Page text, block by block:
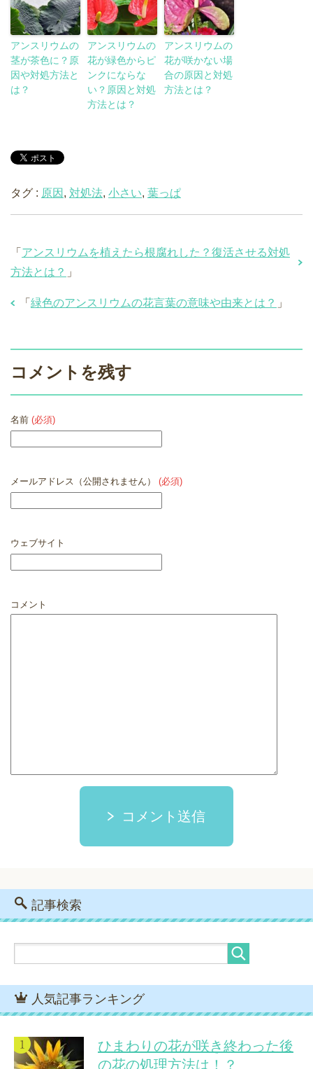
アンスリウムの
茎が茶色に？原
因や対処方法と
は？
アンスリウムの
花が緑色からピ
ンクにならな
い？原因と対処
方法とは？
アンスリウムの
花が咲かない場
合の原因と対処
方法とは？
タグ : 原因 , 対処法, 小さい, 葉っぱ
「 アンスリウムを植えたら根腐れした？復活させる対処
方法とは？ 」
「 緑色のアンスリウムの花言葉の意味や由来とは？ 」
コメントを残す
名前 (必須)
メールアドレス（公開されません） (必須)
ウェブサイト
コメント
コメント送信
記事検索
人気記事ランキング
ひまわりの花が咲き終わった後
の花の処理方法は！？